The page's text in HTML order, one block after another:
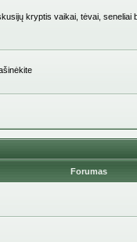
kryptis vaikai, tėvai, seneliai
Forumas